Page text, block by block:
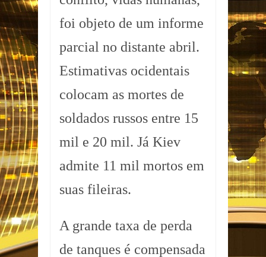
foi objeto de um informe
parcial no distante abril.
Estimativas ocidentais
colocam as mortes de
soldados russos entre 15
mil e 20 mil. Já Kiev
admite 11 mil mortos em
suas fileiras.
A grande taxa de perda
de tanques é compensada